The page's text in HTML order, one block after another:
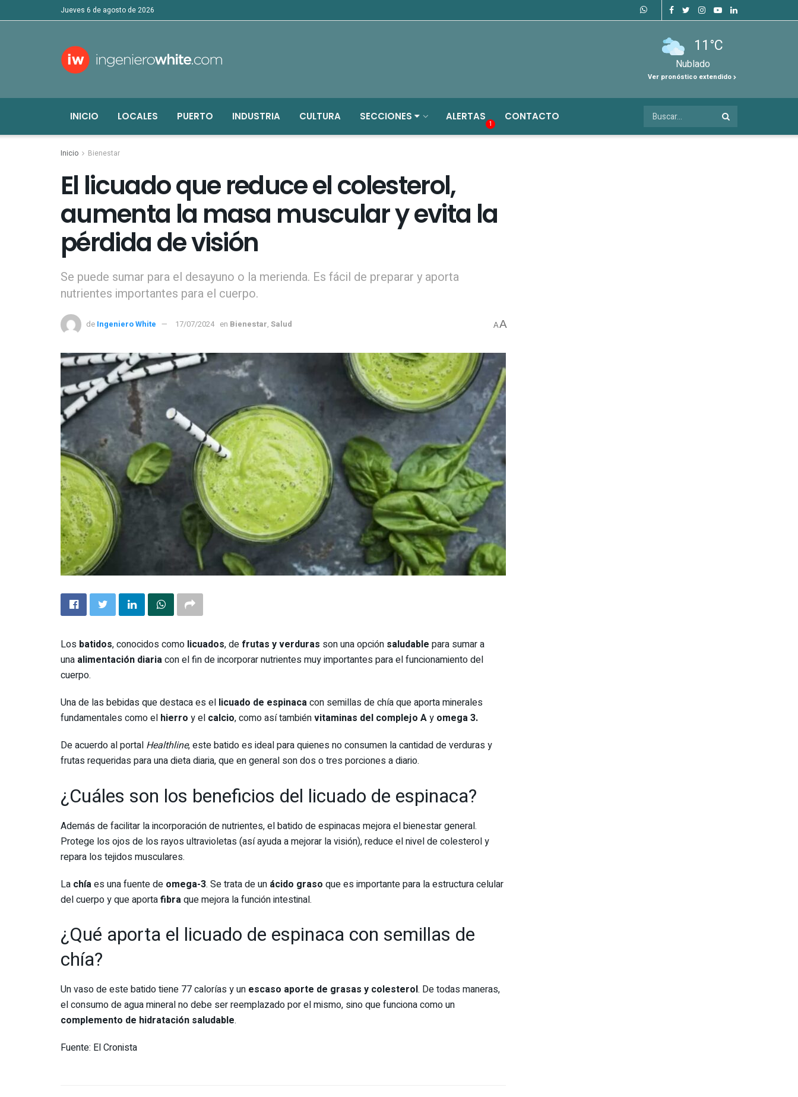
jueves 6 de agosto de 2026
11°C
Nublado
Ver pronóstico extendido
INICIO LOCALES PUERTO INDUSTRIA CULTURA SECCIONES ALERTAS
1
CONTACTO
Inicio Bienestar
El licuado que reduce el colesterol,
aumenta la masa muscular y evita la
pérdida de visión
Se puede sumar para el desayuno o la merienda. Es fácil de preparar y aporta
nutrientes importantes para el cuerpo.
de Ingeniero White 17/07/2024 en Bienestar, Salud AA
Los batidos, conocidos como licuados, de frutas y verduras son una opción saludable para sumar a
una alimentación diariacon el fin de incorporar nutrientes muy importantes para el funcionamiento del
cuerpo.
Una de las bebidas que destaca es el licuado de espinacacon semillas de chía que aporta minerales
fundamentales como el hierro y el calcio, como así tambiénvitaminas del complejo Ay omega 3.
De acuerdo al portal Healthline, este batido es ideal para quienes no consumen la cantidad de verduras y
frutas requeridas para una dieta diaria, que en general son dos o tres porciones a diario.
¿Cuáles son los beneficios del licuado de espinaca?
Además de facilitar la incorporación de nutrientes, elbatido de espinacas mejora el bienestar general.
Protege los ojos de los rayos ultravioletas (así ayuda a mejorar la visión), reduce el nivel de colesterol y
repara los tejidos musculares.
La chíaes una fuente de omega-3. Se trata de un ácido graso que es importante para laestructura celular
del cuerpo y que aportafibraque mejora la función intestinal.
¿Qué aporta el licuado de espinaca con semillas de
chía?
Un vaso de este batido tiene 77 calorías y un escaso aporte de grasas y colesterol. De todas maneras,
el consumo de agua mineral no debe ser reemplazado por el mismo, sino que funciona como un
complemento de hidratación saludable.
Fuente: El Cronista